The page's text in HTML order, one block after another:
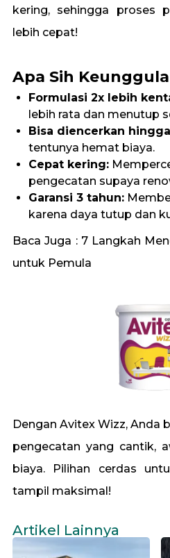
kering, sehingga proses
lebih cepat!
Apa Sih
Formulasi 2x lebih
lebih rata dan menutup
Bisa diencerkan
tentunya hemat biaya.
Cepat kering:
pengecatan supaya
Garansi 3 tahun:
karena daya tutup dan
Baca Juga : 7 Langkah
untuk Pemula
Dengan Avitex Wizz, Anda
pengecatan yang cantik,
biaya. Pilihan cerdas
tampil maksimal!
Artikel Lainnya